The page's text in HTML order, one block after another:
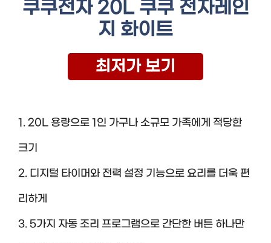
쿠쿠전자 20L 쿠쿠 전자레인
지 화이트
최저가 보기
1. 20L 용량으로 1인 가구나 소규모 가족에게 적당한
크기
2. 디지털 타이머와 전력 설정 기능으로 요리를 더욱 편
리하게
3. 5가지 자동 조리 프로그램으로 간단한 버튼 하나만